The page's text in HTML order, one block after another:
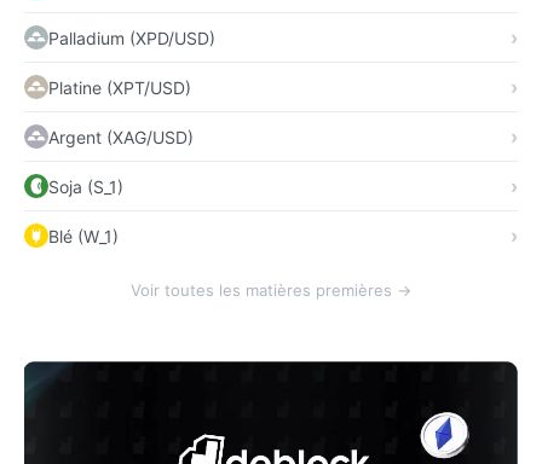
Palladium (XPD/USD)
Platine (XPT/USD)
Argent (XAG/USD)
Soja (S_1)
Blé (W_1)
Voir toutes les matières premières →